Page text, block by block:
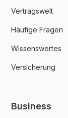
Vertragswelt
Häufige Fragen
Wissenswertes
Versicherung
Business